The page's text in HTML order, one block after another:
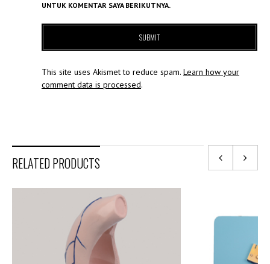
UNTUK KOMENTAR SAYA BERIKUTNYA.
This site uses Akismet to reduce spam. Learn how your
comment data is processed.
RELATED PRODUCTS